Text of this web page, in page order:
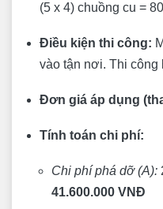
(5 x 4) chuồng cu =
Điều kiện thi công:
vào tận nơi. Thi công
Đơn giá áp dụng
Tính toán chi phí:
Chi phí phá dỡ (A):
41.600.000 VNĐ